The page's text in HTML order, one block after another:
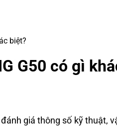
biệt?
G50 có gì
giá thông số kỹ thuật,